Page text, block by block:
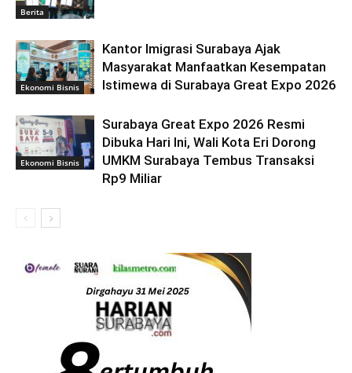
Berita
Ekonomi Bisnis
Kantor Imigrasi Surabaya Ajak
Masyarakat Manfaatkan Kesempatan
Istimewa di Surabaya Great Expo 2026
Ekonomi Bisnis
Surabaya Great Expo 2026 Resmi
Dibuka Hari Ini, Wali Kota Eri Dorong
UMKM Surabaya Tembus Transaksi
Rp9 Miliar